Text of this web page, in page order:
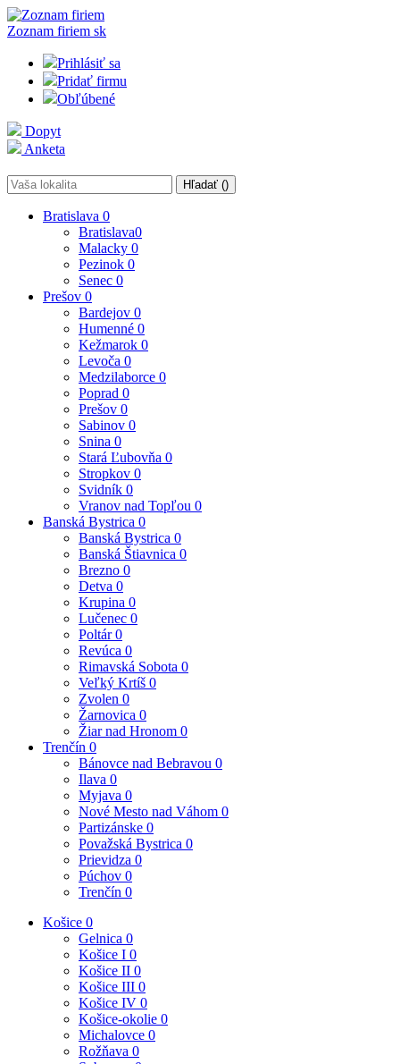
Zoznam firiem sk
Prihlásiť sa
Pridať firmu
Obľúbené
Dopyt
Anketa
Hľadať ()
Bratislava 0
Bratislava0
Malacky 0
Pezinok 0
Senec 0
Prešov 0
Bardejov 0
Humenné 0
Kežmarok 0
Levoča 0
Medzilaborce 0
Poprad 0
Prešov 0
Sabinov 0
Snina 0
Stará Ľubovňa 0
Stropkov 0
Svidník 0
Vranov nad Topľou 0
Banská Bystrica 0
Banská Bystrica 0
Banská Štiavnica 0
Brezno 0
Detva 0
Krupina 0
Lučenec 0
Poltár0
Revúca 0
Rimavská Sobota 0
Veľký Krtíš 0
Zvolen 0
Žarnovica 0
Žiar nad Hronom 0
Trenčín 0
Bánovce nad Bebravou 0
Ilava 0
Myjava 0
Nové Mesto nad Váhom 0
Partizánske 0
Považská Bystrica 0
Prievidza 0
Púchov 0
Trenčín 0
Košice 0
Gelnica 0
Košice I 0
Košice II 0
Košice III 0
Košice IV 0
Košice-okolie 0
Michalovce 0
Rožňava 0